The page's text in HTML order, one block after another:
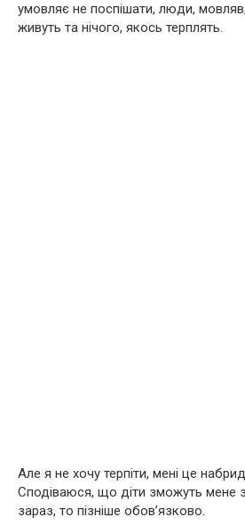
умовляє не поспішати, люди,
живуть та нічого, якось терплять.
Але я не хочу терпіти, мені це
Сподіваюся, що діти зможуть мене
зараз, то пізніше обов’язково.